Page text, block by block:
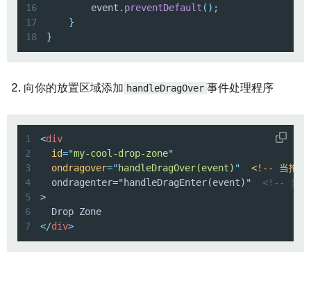
16
        event
. preventDefault ( ) ;
17
}
18
}
向你的放置区域添加 handleDragOver 事件处理程序
1 <div
2
id="my-cool-drop-zone"
3
ondragover="handleDragOver(event) " <!--
当拖
4
  ondragenter="handleDragEnter(event)"
<!-- 当拖
5
>
6
  Drop Zone
7
</div>